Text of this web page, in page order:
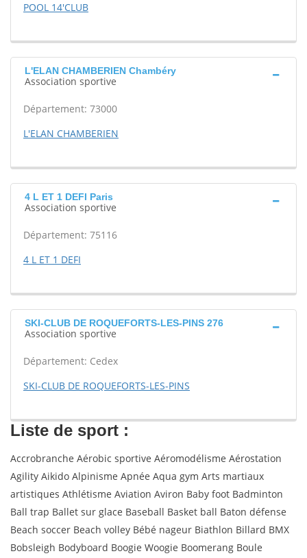
POOL 14'CLUB
L'ELAN CHAMBERIEN Chambéry
Association sportive
Département: 73000
L'ELAN CHAMBERIEN
4 L ET 1 DEFI Paris
Association sportive
Département: 75116
4 L ET 1 DEFI
SKI-CLUB DE ROQUEFORTS-LES-PINS 276
Association sportive
Département: Cedex
SKI-CLUB DE ROQUEFORTS-LES-PINS
Liste de sport :
Accrobranche Aérobic sportive Aéromodélisme Aérostation
Agility Aikido Alpinisme Apnée Aqua gym Arts martiaux
artistiques Athlétisme Aviation Aviron Baby foot Badminton
Ball trap Ballet sur glace Baseball Basket ball Baton défense
Beach soccer Beach volley Bébé nageur Biathlon Billard BMX
Bobsleigh Bodyboard Boogie Woogie Boomerang Boule